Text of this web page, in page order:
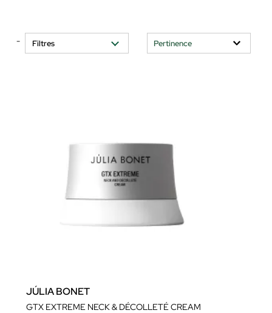
- Filtres
JÚLIA BONET
GTX EXTREME NECK & DÉCOLLETÉ CREAM